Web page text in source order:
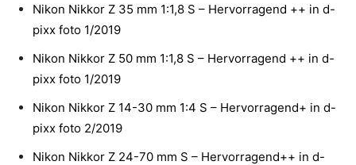
Nikon Nikkor Z 35 mm 1:1,8 S – Hervorragend ++ in d-
pixx foto 1/2019
Nikon Nikkor Z 50 mm 1:1,8 S – Hervorragend ++ in d-
pixx foto 1/2019
Nikon Nikkor Z 14-30 mm 1:4 S – Hervorragend+ in d-
pixx foto 2/2019
Nikon Nikkor Z 24-70 mm S – Hervorragend++ in d-